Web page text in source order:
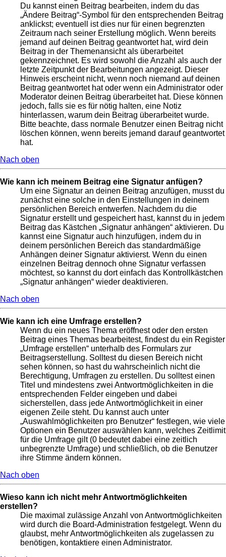
Du kannst einen Beitrag bearbeiten, indem du das
„Ändere Beitrag“-Symbol für den entsprechenden Beitrag
anklickst; eventuell ist dies nur für einen begrenzten
Zeitraum nach seiner Erstellung möglich. Wenn bereits
jemand auf deinen Beitrag geantwortet hat, wird dein
Beitrag in der Themenansicht als überarbeitet
gekennzeichnet. Es wird sowohl die Anzahl als auch der
letzte Zeitpunkt der Bearbeitungen angezeigt. Dieser
Hinweis erscheint nicht, wenn noch niemand auf deinen
Beitrag geantwortet hat oder wenn ein Administrator oder
Moderator deinen Beitrag überarbeitet hat. Diese können
jedoch, falls sie es für nötig halten, eine Notiz
hinterlassen, warum dein Beitrag überarbeitet wurde.
Bitte beachte, dass normale Benutzer einen Beitrag nicht
löschen können, wenn bereits jemand darauf geantwortet
hat.
Nach oben
Wie kann ich meinem Beitrag eine Signatur anfügen?
Um eine Signatur an deinen Beitrag anzufügen, musst du
zunächst eine solche in den Einstellungen in deinem
persönlichen Bereich entwerfen. Nachdem du die
Signatur erstellt und gespeichert hast, kannst du in jedem
Beitrag das Kästchen „Signatur anhängen“ aktivieren. Du
kannst eine Signatur auch hinzufügen, indem du in
deinem persönlichen Bereich das standardmäßige
Anhängen deiner Signatur aktivierst. Wenn du einen
einzelnen Beitrag dennoch ohne Signatur verfassen
möchtest, so kannst du dort einfach das Kontrollkästchen
„Signatur anhängen“ wieder deaktivieren.
Nach oben
Wie kann ich eine Umfrage erstellen?
Wenn du ein neues Thema eröffnest oder den ersten
Beitrag eines Themas bearbeitest, findest du ein Register
„Umfrage erstellen“ unterhalb des Formulars zur
Beitragserstellung. Solltest du diesen Bereich nicht
sehen können, so hast du wahrscheinlich nicht die
Berechtigung, Umfragen zu erstellen. Du solltest einen
Titel und mindestens zwei Antwortmöglichkeiten in die
entsprechenden Felder eingeben und dabei
sicherstellen, dass jede Antwortmöglichkeit in einer
eigenen Zeile steht. Du kannst auch unter
„Auswahlmöglichkeiten pro Benutzer“ festlegen, wie viele
Optionen ein Benutzer auswählen kann, welches Zeitlimit
für die Umfrage gilt (0 bedeutet dabei eine zeitlich
unbegrenzte Umfrage) und schließlich, ob die Benutzer
ihre Stimme ändern können.
Nach oben
Wieso kann ich nicht mehr Antwortmöglichkeiten
erstellen?
Die maximal zulässige Anzahl von Antwortmöglichkeiten
wird durch die Board-Administration festgelegt. Wenn du
glaubst, mehr Antwortmöglichkeiten als zugelassen zu
benötigen, kontaktiere einen Administrator.